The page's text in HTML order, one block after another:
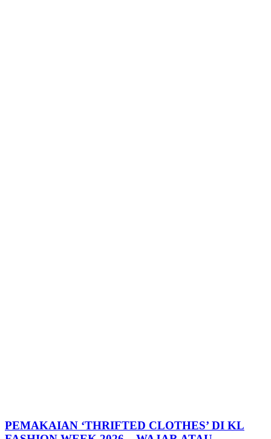
PEMAKAIAN ‘THRIFTED CLOTHES’ DI KL